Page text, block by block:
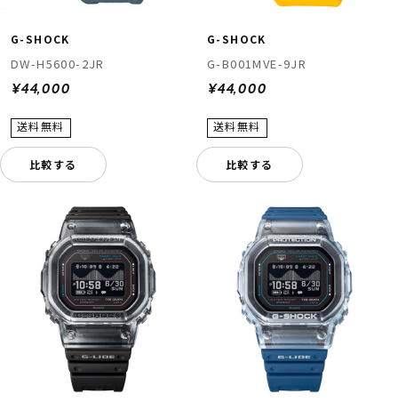
G-SHOCK
DW-H5600-2JR
¥44,000
比較する
G-SHOCK
G-B001MVE-9JR
¥44,000
比較する